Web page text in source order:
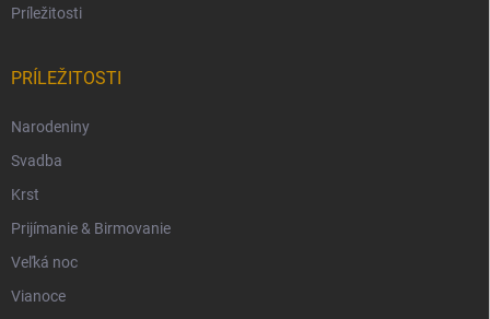
Príležitosti
PRÍLEŽITOSTI
Narodeniny
Svadba
Krst
Prijímanie & Birmovanie
Veľká noc
Vianoce